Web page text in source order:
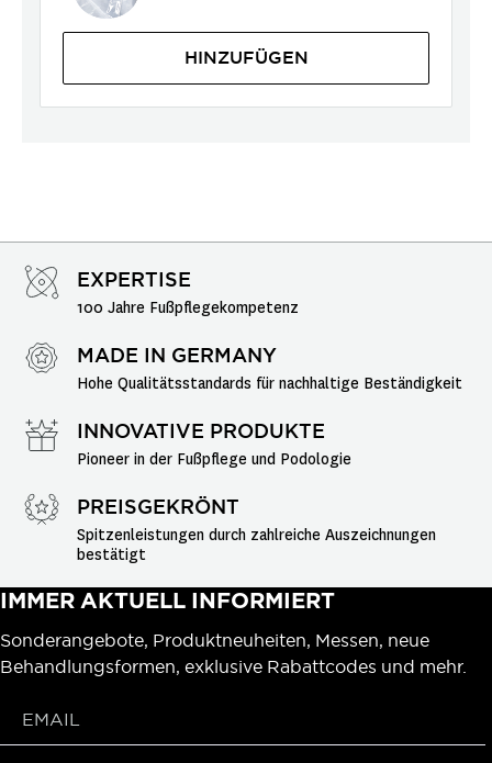
HINZUFÜGEN
EXPERTISE
100 Jahre Fußpflegekompetenz
MADE IN GERMANY
Hohe Qualitätsstandards für nachhaltige Beständigkeit
INNOVATIVE PRODUKTE
Pioneer in der Fußpflege und Podologie
PREISGEKRÖNT
Spitzenleistungen durch zahlreiche Auszeichnungen
bestätigt
IMMER AKTUELL INFORMIERT
Sonderangebote, Produktneuheiten, Messen, neue
Behandlungsformen, exklusive Rabattcodes und mehr.